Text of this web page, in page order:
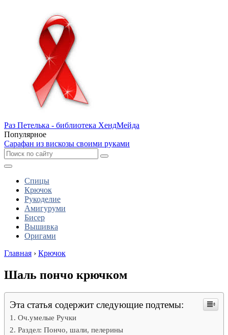
Раз Петелька - библиотека ХендМейда
Популярное
Сарафан из вискозы своими руками
Спицы
Крючок
Рукоделие
Амигуруми
Бисер
Вышивка
Оригами
Главная › Крючок
Шаль пончо крючком
Эта статья содержит следующие подтемы:
Оч.умелые Ручки
Раздел: Пончо, шали, пелерины